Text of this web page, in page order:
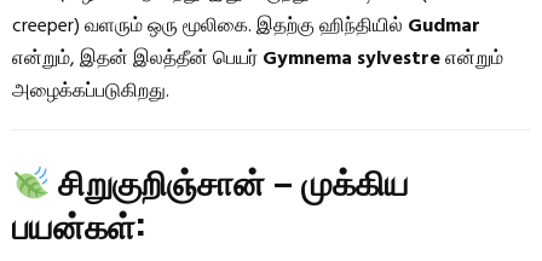
creeper) வளரும் ஒரு மூலிகை. இதற்கு ஹிந்தியில் Gudmar
என்றும், இதன் இலத்தீன் பெயர்Gymnema sylvestreஎன்றும்
அழைக்கப்படுகிறது.
சிறுகுறிஞ்சான் – முக்கிய
பயன்கள்: